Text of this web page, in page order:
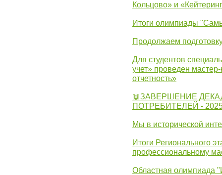
Кольцово» и
Итоги олимпиады
Продолжаем
Для студентов
учет» проведен
отчетность»
📖ЗАВЕРШЕНИЕ
ПОТРЕБИТЕЛЕЙ -
Мы в исторической
Итоги Регионального
профессиональному
Областная олимпиада